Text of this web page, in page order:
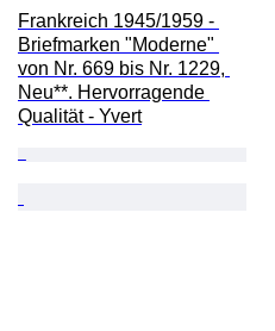
Frankreich 1945/1959 -
Briefmarken "Moderne"
von Nr. 669 bis Nr. 1229,
Neu**. Hervorragende
Qualität - Yvert